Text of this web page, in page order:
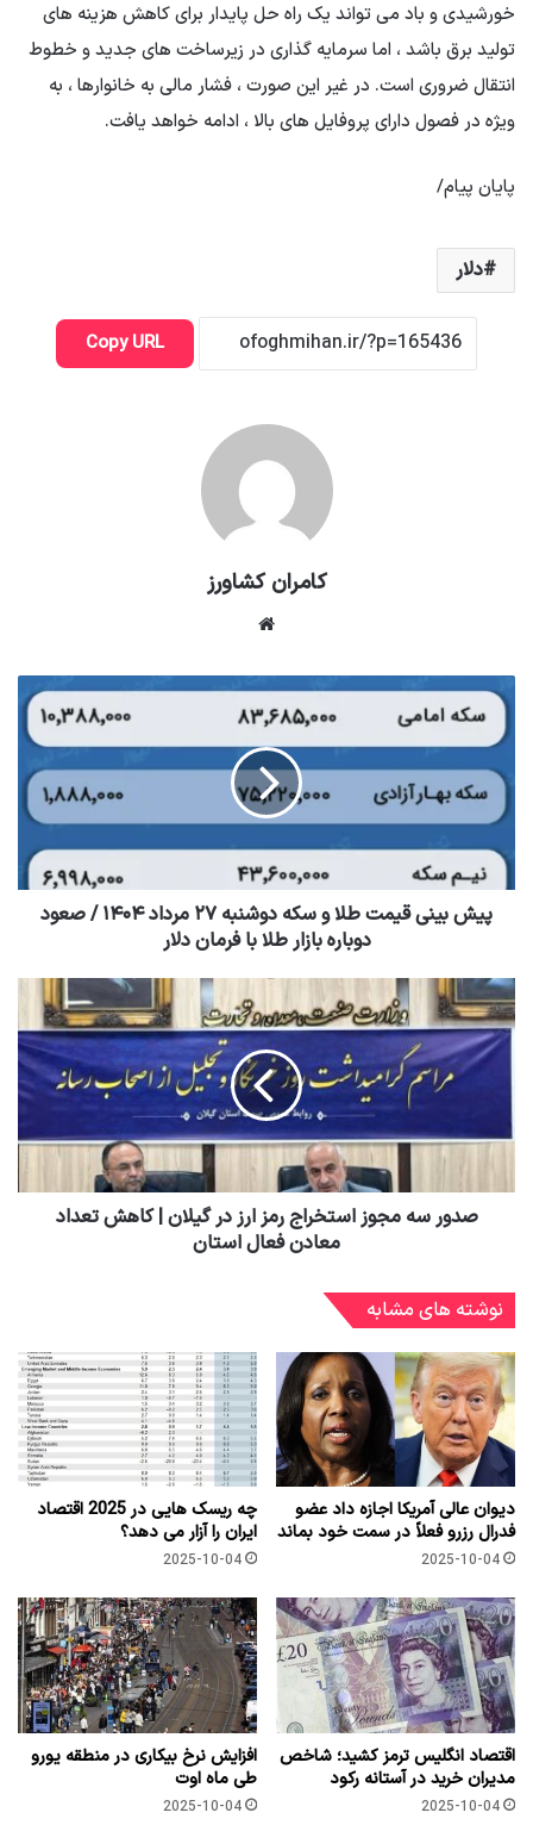
خورشیدی و باد می تواند یک راه حل پایدار برای کاهش هزینه های
تولید برق باشد ، اما سرمایه گذاری در زیرساخت های جدید و خطوط
انتقال ضروری است. در غیر این صورت ، فشار مالی به خانوارها ، به
ویژه در فصول دارای پروفایل های بالا ، ادامه خواهد یافت.
پایان پیام/
دلار
Copy URL
کامران کشاورز
پیش بینی قیمت طلا و سکه دوشنبه ۲۷ مرداد ۱۴۰۴ / صعود
دوباره بازار طلا با فرمان دلار
صدور سه مجوز استخراج رمز ارز در گیلان | کاهش تعداد
معادن فعال استان
نوشته های مشابه
دیوان عالی آمریکا اجازه داد عضو
فدرال رزرو فعلاً در سمت خود بماند
2025-10-04
چه ریسک هایی در 2025 اقتصاد
ایران را آزار می دهد؟
2025-10-04
اقتصاد انگلیس ترمز کشید؛ شاخص
مدیران خرید در آستانه رکود
2025-10-04
افزایش نرخ بیکاری در منطقه یورو
طی ماه اوت
2025-10-04